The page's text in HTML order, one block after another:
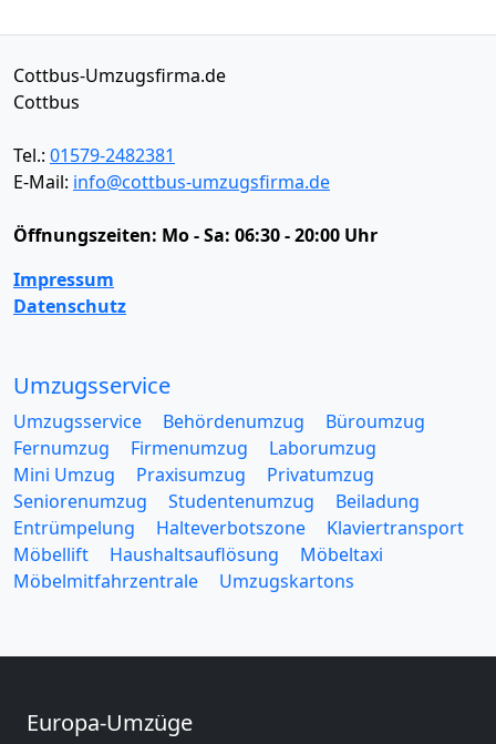
Cottbus-Umzugsfirma.de
Cottbus
Tel.: 01579-2482381
E-Mail: info@cottbus-umzugsfirma.de
Öffnungszeiten: Mo - Sa: 06:30 - 20:00 Uhr
Impressum
Datenschutz
Umzugsservice
Umzugsservice Behördenumzug
Büroumzug
Fernumzug
Firmenumzug
Laborumzug
Mini Umzug
Praxisumzug
Privatumzug
Seniorenumzug
Studentenumzug
Beiladung
Entrümpelung
Halteverbotszone
Klaviertransport
Möbellift
Haushaltsauflösung
Möbeltaxi
Möbelmitfahrzentrale
Umzugskartons
Europa-Umzüge